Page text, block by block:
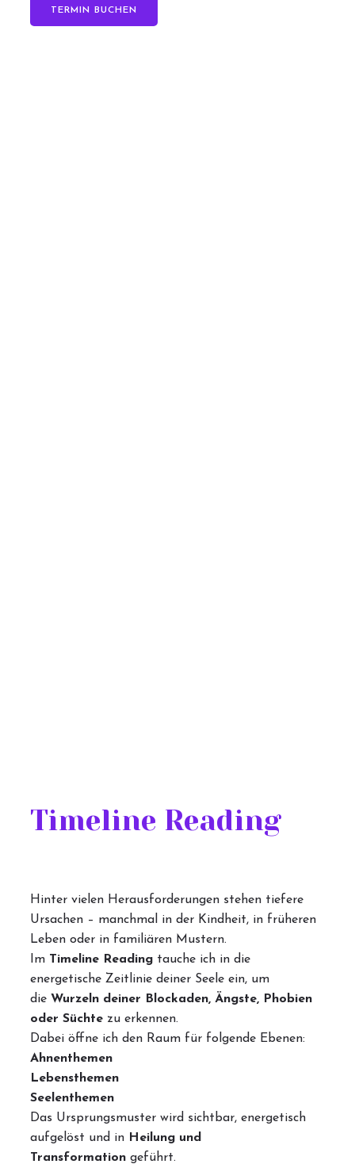
TERMIN BUCHEN
Timeline Reading
Hinter vielen Herausforderungen stehen tiefere
Ursachen – manchmal in der Kindheit, in früheren
Leben oder in familiären Mustern.
Im Timeline Reading tauche ich in die
energetische Zeitlinie deiner Seele ein, um
die Wurzeln deiner Blockaden, Ängste, Phobien
oder Süchte zu erkennen.
Dabei öffne ich den Raum für folgende Ebenen:
Ahnenthemen
Lebensthemen
Seelenthemen
Das Ursprungsmuster wird sichtbar, energetisch
aufgelöst und in Heilung und
Transformation geführt.